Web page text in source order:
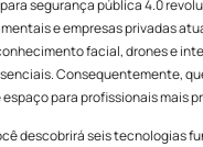
segurança pública 4.0
e empresas privadas
facial, drones e
Consequentemente,
para profissionais mais
descobrirá seis tecnologias